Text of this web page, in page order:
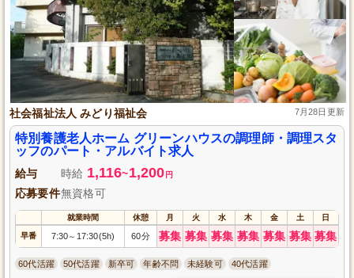
社会福祉法人 みどり福祉会 7月28日更新
特別養護老人ホーム グリーンハウスの調理師・調理スタ
ッフのパート・アルバイト求人
給与 時給 1,116~1,200 円
応募要件無資格可
就業時間 休憩 月 火 水 木 金 土 日
早番 7:30～ 17:30(5h) 60分 募集 募集 募集 募集 募集 募集 募集
60代活躍 50代活躍 新卒可 年齢不問 未経験可 40代活躍